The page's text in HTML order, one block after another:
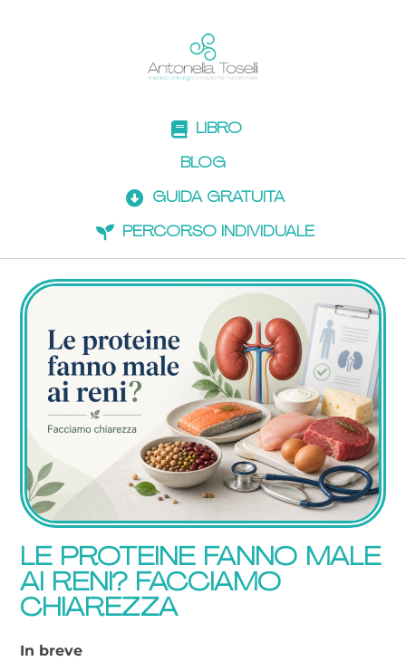
LIBRO
BLOG
GUIDA GRATUITA
PERCORSO INDIVIDUALE
LE PROTEINE FANNO MALE
AI RENI? FACCIAMO
CHIAREZZA
In breve